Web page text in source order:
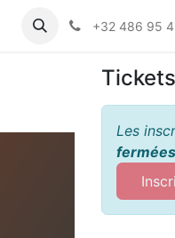
+32 486 95
Tickets
Les
fermées